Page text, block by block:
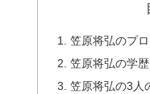
笠原将弘のプ
笠原将弘の学歴
笠原将弘の3人